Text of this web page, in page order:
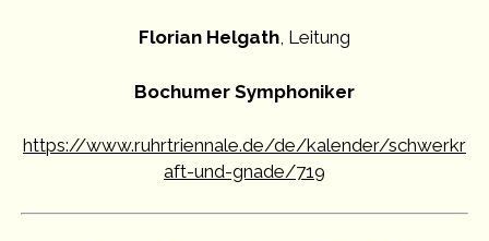
Florian Helgath, Leitung
Bochumer Symphoniker
https://www.ruhrtriennale.de/de/kalender/schwerkr
aft-und-gnade/719